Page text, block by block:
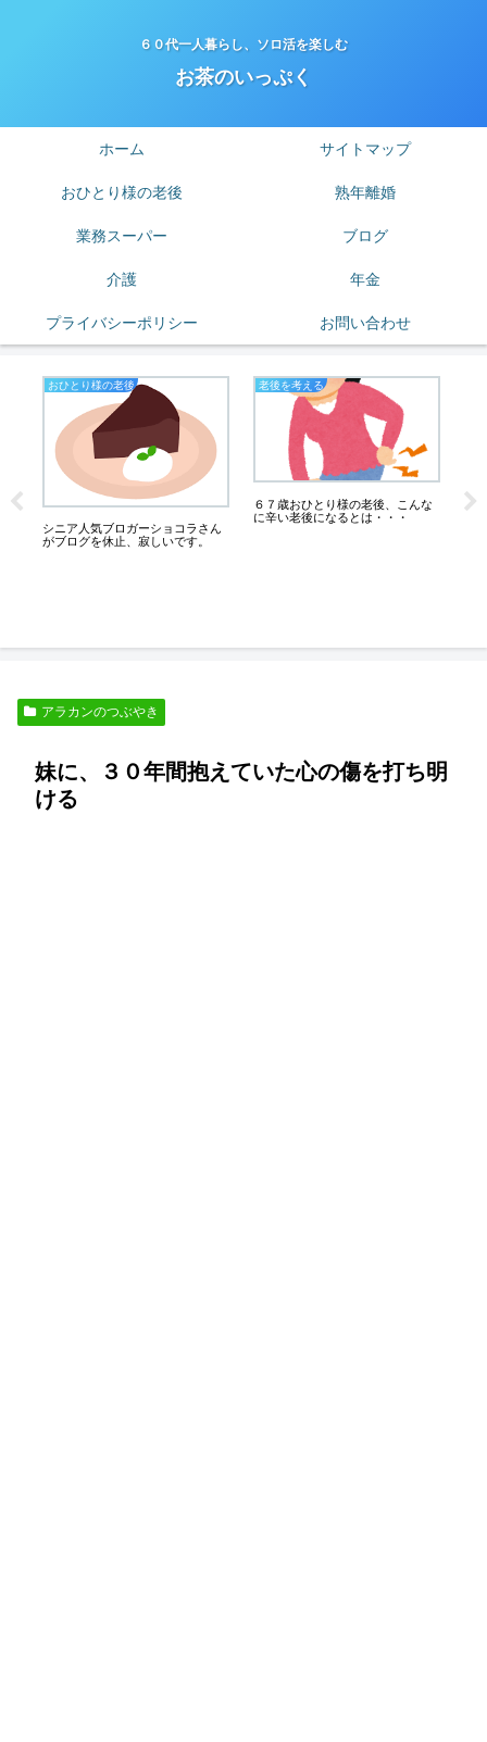
６０代一人暮らし、ソロ活を楽しむ
お茶のいっぷく
ホーム サイトマップ
おひとり様の老後 熟年離婚
業務スーパー ブログ
介護 年金
プライバシーポリシー お問い合わせ
おひとり様の老後
シニア人気ブロガーショコラさん
がブログを休止、寂しいです。
老後を考える
６７歳おひとり様の老後、こんな
に辛い老後になるとは・・・
は
アラカンのつぶやき
妹に、３０年間抱えていた心の傷を打ち明
ける